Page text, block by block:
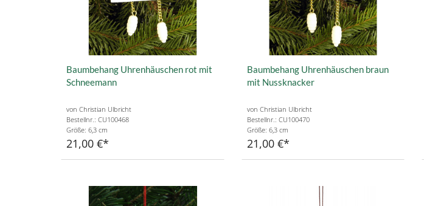
Baumbehang Uhrenhäuschen rot mit
Schneemann
von Christian Ulbricht
Bestellnr.: CU100468
Größe: 6,3 cm
21,00 €
Baumbehang Uhrenhäuschen braun
mit Nussknacker
von Christian Ulbricht
Bestellnr.: CU100470
Größe: 6,3 cm
21,00 €